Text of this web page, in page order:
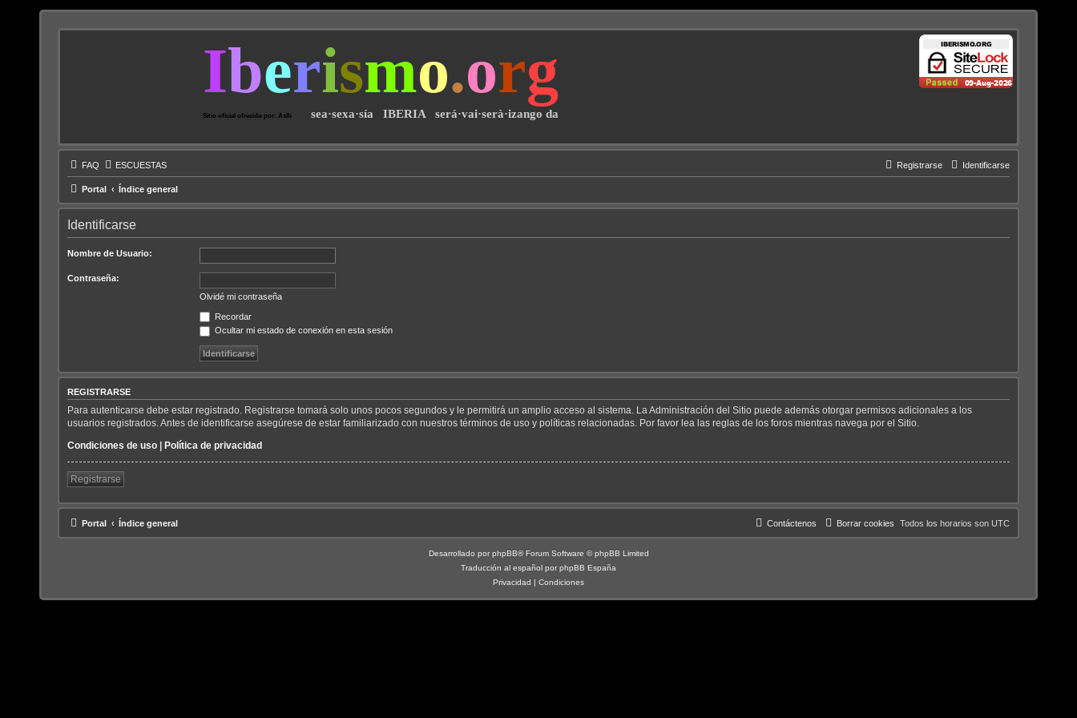
Iberismo.org
Sitio oficial ofrecido por: AsIb sea·sexa·sía IBERIA será·vai·serà·izango da
FAQ ESCUESTAS Identificarse
Registrarse
Portal Índice general
Identificarse
Nombre de Usuario:
Contraseña:
Olvidé mi contraseña
Recordar
Ocultar mi estado de conexión en esta sesión
REGISTRARSE
Para autenticarse debe estar registrado. Registrarse tomará solo unos pocos segundos y le permitirá un amplio acceso al sistema. La Administración del Sitio puede además otorgar permisos adicionales a los
usuarios registrados. Antes de identificarse asegúrese de estar familiarizado con nuestros términos de uso y políticas relacionadas. Por favor lea las reglas de los foros mientras navega por el Sitio.
Condiciones de uso
Política de privacidad
Registrarse
Portal Índice general Todos los horarios son UTC
Borrar cookies
Contáctenos
Desarrollado por phpBB® Forum Software © phpBB Limited
Traducción al español por phpBB España
Privacidad | Condiciones